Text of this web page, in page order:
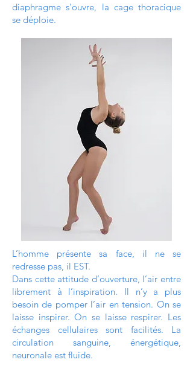
diaphragme s’ouvre, la cage thoracique
se déploie.
L’homme présente sa face, il ne se
redresse pas, il EST.
Dans cette attitude d’ouverture, l’air entre
librement à l’inspiration. Il n’y a plus
besoin de pomper l’air en tension. On se
laisse inspirer. On se laisse respirer. Les
échanges cellulaires sont facilités. La
circulation sanguine, énergétique,
neuronale est fluide.